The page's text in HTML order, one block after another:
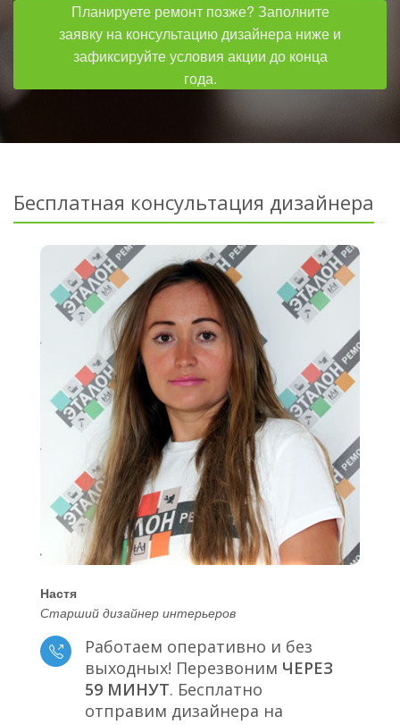
Планируете ремонт позже? Заполните
заявку на консультацию дизайнера ниже и
зафиксируйте условия акции до конца
года.
Бесплатная консультация дизайнера
Настя
Старший дизайнер интерьеров
Работаем оперативно и без
выходных! Перезвоним ЧЕРЕЗ
59 МИНУТ. Бесплатно
отправим дизайнера на